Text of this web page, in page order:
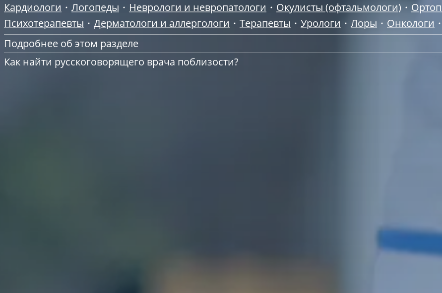
Кардиологи
Логопеды Неврологи и невропатологи Окулисты (офтальмологи)
Психотерапевты
Дерматологи и аллергологи Терапевты Урологи Лоры Онкологи
Подробнее об этом разделе
Как найти русскоговорящего врача поблизости?